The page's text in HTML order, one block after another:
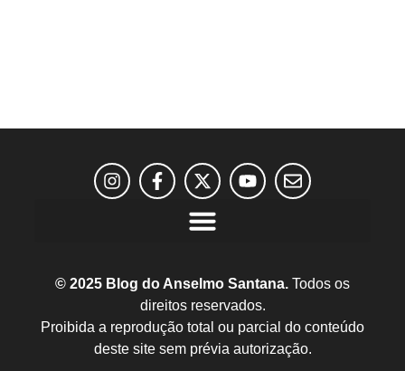
© 2025 Blog do Anselmo Santana. Todos os
direitos reservados.
Proibida a reprodução total ou parcial do conteúdo
deste site sem prévia autorização.